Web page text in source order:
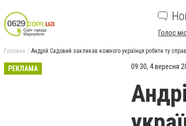
Голос
Головна Андрій Садовий закликав кожного українця робити ту
РЕКЛАМА 09:30, 4 вересня